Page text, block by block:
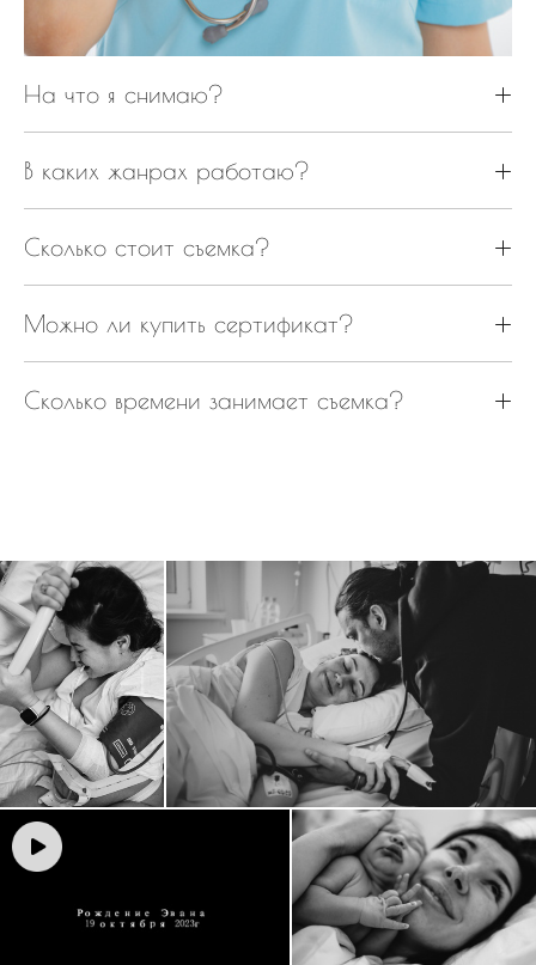
На что я снимаю?
В каких жанрах работаю?
Сколько стоит съемка?
Можно ли купить сертификат?
Сколько времени занимает съемка?